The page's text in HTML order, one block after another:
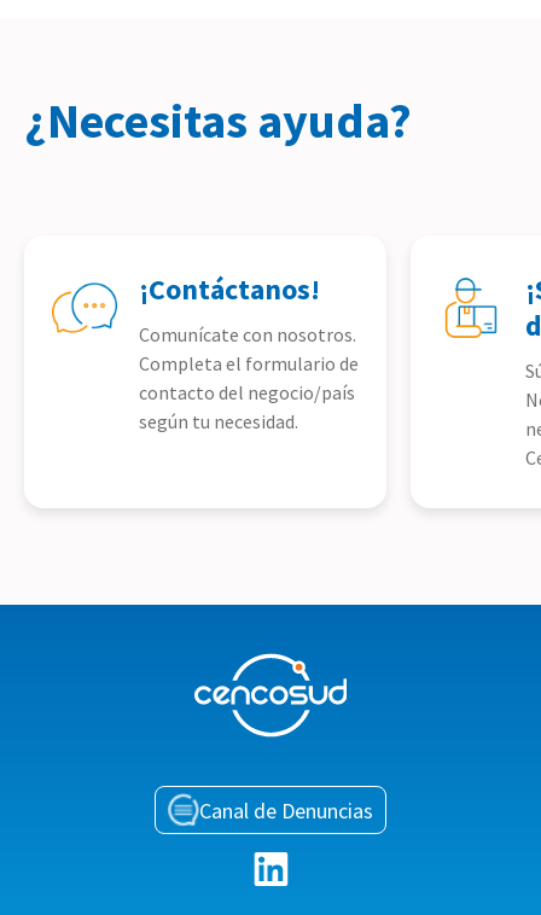
¿Necesitas ayuda?
¡Contáctanos!
Comunícate con nosotros.
Completa el formulario de
contacto del negocio/país
según tu necesidad.
Canal de Denuncias